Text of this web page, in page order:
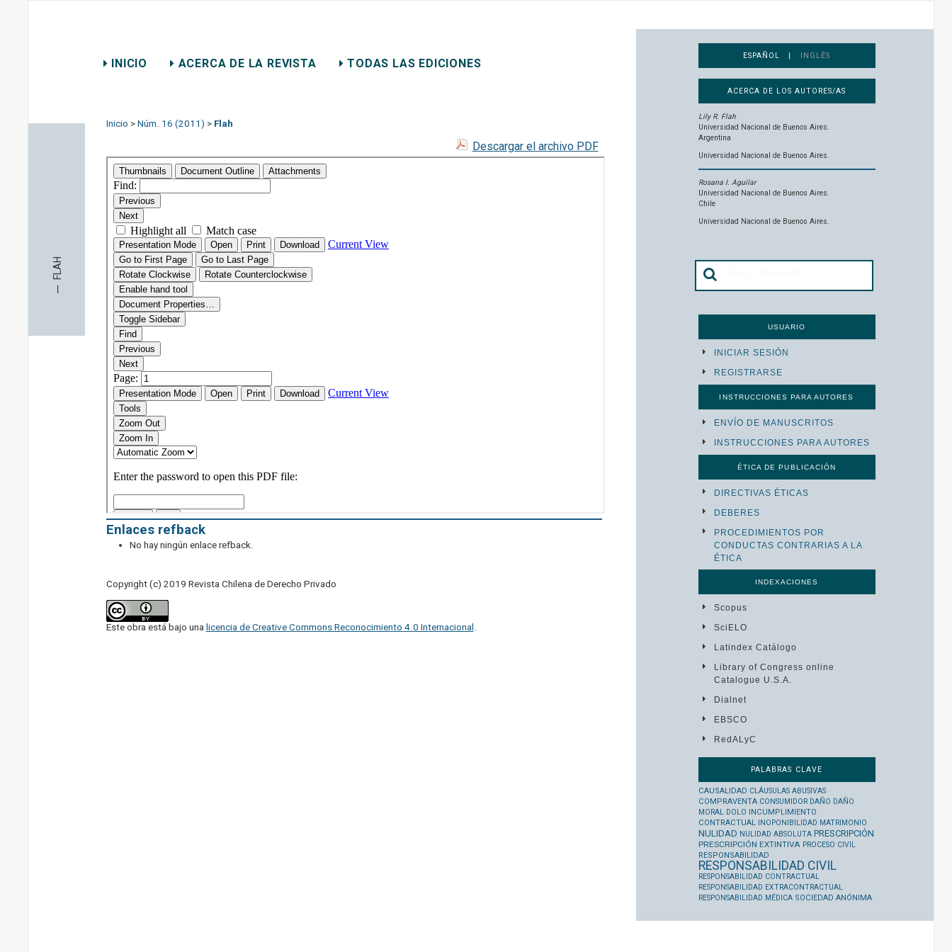
ESPAÑOL | INGLÉS
ACERCA DE LOS AUTORES/AS
Lily R. Flah
Universidad Nacional de Buenos Aires.
Argentina
Universidad Nacional de Buenos Aires.
Rosana I. Aguilar
Universidad Nacional de Buenos Aires.
Chile
Universidad Nacional de Buenos Aires.
USUARIO
INICIAR SESIÓN
REGISTRARSE
INSTRUCCIONES PARA AUTORES
ENVÍO DE MANUSCRITOS
INSTRUCCIONES PARA AUTORES
ÉTICA DE PUBLICACIÓN
DIRECTIVAS ÉTICAS
DEBERES
PROCEDIMIENTOS POR
CONDUCTAS CONTRARIAS A LA
ÉTICA
INDEXACIONES
Scopus
SciELO
Latindex Catálogo
Library of Congress online
Catalogue U.S.A.
Dialnet
EBSCO
RedALyC
PALABRAS CLAVE
CAUSALIDAD CLÁUSULAS ABUSIVAS
COMPRAVENTA CONSUMIDOR DAÑO DAÑO
MORAL DOLO INCUMPLIMIENTO
CONTRACTUAL INOPONIBILIDAD MATRIMONIO
NULIDAD NULIDAD ABSOLUTA PRESCRIPCIÓN
PRESCRIPCIÓN EXTINTIVA PROCESO CIVIL
RESPONSABILIDAD
RESPONSABILIDAD CIVIL
RESPONSABILIDAD CONTRACTUAL
RESPONSABILIDAD EXTRACONTRACTUAL
RESPONSABILIDAD MÉDICA SOCIEDAD ANÓNIMA
INICIO ACERCA DE LA REVISTA TODAS LAS EDICIONES
─
FLAH
Inicio > Núm. 16 (2011) > Flah
Descargar el archivo PDF
Enlaces refback
No hay ningún enlace refback.
Copyright (c) 2019 Revista Chilena de Derecho Privado
Este obra está bajo una licencia de Creative Commons Reconocimiento 4.0 Internacional .